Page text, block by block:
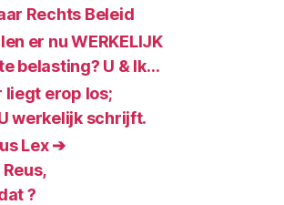
Rechts Beleid
er nu WERKELIJK
belasting? U & Ik…
liegt erop los;
werkelijk schrijft.
Lex ➔
Reus,
?